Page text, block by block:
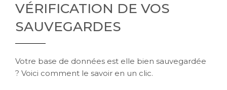
VÉRIFICATION DE VOS
SAUVEGARDES
Votre base de données est elle bien sauvegardée
? Voici comment le savoir en un clic.